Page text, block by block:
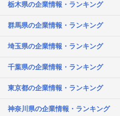
栃木県の企業情報・ランキング
群馬県の企業情報・ランキング
埼玉県の企業情報・ランキング
千葉県の企業情報・ランキング
東京都の企業情報・ランキング
神奈川県の企業情報・ランキング